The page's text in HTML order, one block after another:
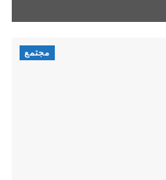
مجتمع